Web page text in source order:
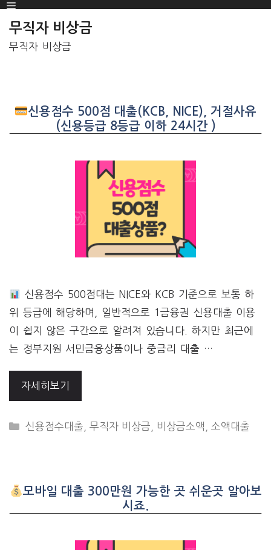
SKIP
TO
CONTENT
Menu
무직자 비상금
무직자 비상금
신용점수 500점 대출(KCB, NICE), 거절사유
(신용등급 8등급 이하 24시간 )
신용점수 500점대는 NICE와 KCB 기준으로 보통 하
위 등급에 해당하며, 일반적으로 1금융권 신용대출 이용
이 쉽지 않은 구간으로 알려져 있습니다. 하지만 최근에
는 정부지원 서민금융상품이나 중금리 대출 …
자세히보기
CATEGORIES
신용점수대출 ,무직자 비상금 비상금소액 소액대출
모바일 대출 300만원 가능한 곳 쉬운곳 알아보
시죠.